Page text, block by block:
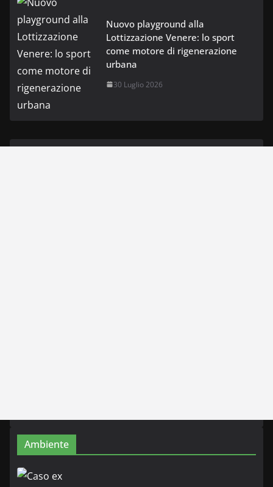
Nuovo playground alla
Lottizzazione Venere: lo sport
come motore di rigenerazione
urbana
30 Luglio 2026
Ambiente